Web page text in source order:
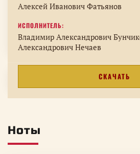
Алексей Иванович Фатьянов
ИСПОЛНИТЕЛЬ:
Владимир Александрович
СКАЧАТЬ
Ноты